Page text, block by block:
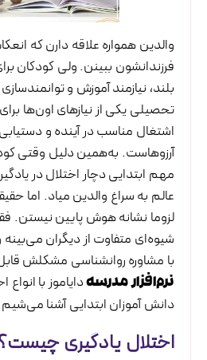
والدین همواره علاقه دارن که
فرزندانشون ‌ببینن. ولی کودکان
بلند، نیازمند آموزش و
تحصیلی یکی از نیازهای اون‌ها
اشتغال مناسب در آینده و
آرزوهاست. به‌همین دلیل وقتی
مهم ابتدایی دچار اختلال در
عالم به سراغ والدین میاد. اما
لزوما نشانه هوش پایین نیستن.
شیوه‌ای متفاوت از دیگران
با مشاوره روانشناسی مشکلش
نرم‌افزار مدرسهدایاموز با انواع
دانش آموزان ابتدایی آشنا
اختلال یادگیری